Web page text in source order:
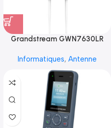
Grandstream GWN7630LR
Informatiques, Antenne